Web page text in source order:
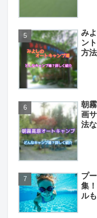
み
ン
方
朝
画
法
プ
集
ルも